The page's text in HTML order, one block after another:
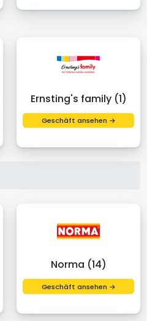
Ernsting's family (1)
Geschäft ansehen →
Norma (14)
Geschäft ansehen →